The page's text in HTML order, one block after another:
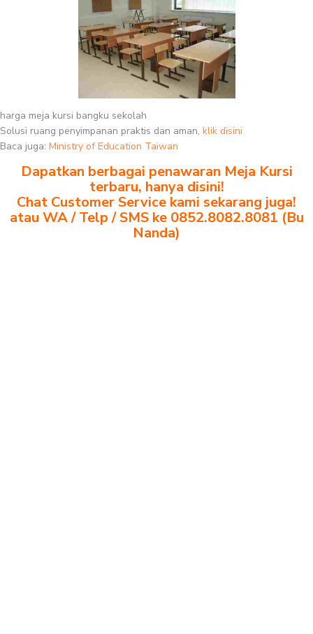
harga meja kursi bangku sekolah
Solusi ruang penyimpanan praktis dan aman, klik disini
Baca juga: Ministry of Education Taiwan
Dapatkan berbagai penawaran Meja Kursi
terbaru, hanya disini!
Chat Customer Service kami sekarang juga!
atau WA / Telp / SMS ke 0852.8082.8081 (Bu
Nanda)